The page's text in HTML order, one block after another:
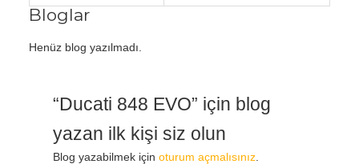
Bloglar
Henüz blog yazılmadı.
“Ducati 848 EVO” için blog
yazan ilk kişi siz olun
Blog yazabilmek için oturum açmalısınız.